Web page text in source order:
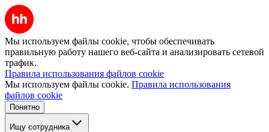
Мы используем файлы cookie, чтобы обеспечивать
правильную работу нашего веб-сайта и анализировать сетевой
трафик.
Правила использования файлов cookie
Мы используем файлы cookie. Правила использования
файлов cookie
Понятно
Ищу сотрудника